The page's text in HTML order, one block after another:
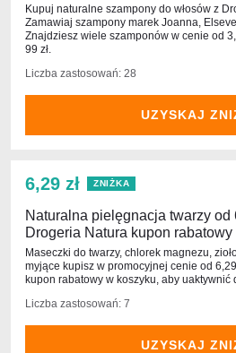
Kupuj naturalne szampony do włosów z
Zamawiaj szampony marek Joanna,
Znajdziesz wiele szamponów w cenie od
99 zł.
Liczba zastosowań: 28
UZYSKAJ
6,29 zł ZNIŻKA
Naturalna pielęgnacja twarzy od
Drogeria Natura kupon rabatowy
Maseczki do twarzy, chlorek magnezu,
myjące kupisz w promocyjnej cenie od
kupon rabatowy w koszyku, aby uaktywnić
Liczba zastosowań: 7
UZYSKAJ